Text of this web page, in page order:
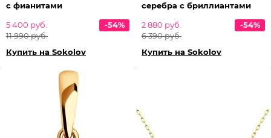
с фианитами
5 400 руб.
11 990 руб.
-54%
Купить на Sokolov
серебра с бриллиантами
2 880 руб.
6 390 руб.
-54%
Купить на Sokolov